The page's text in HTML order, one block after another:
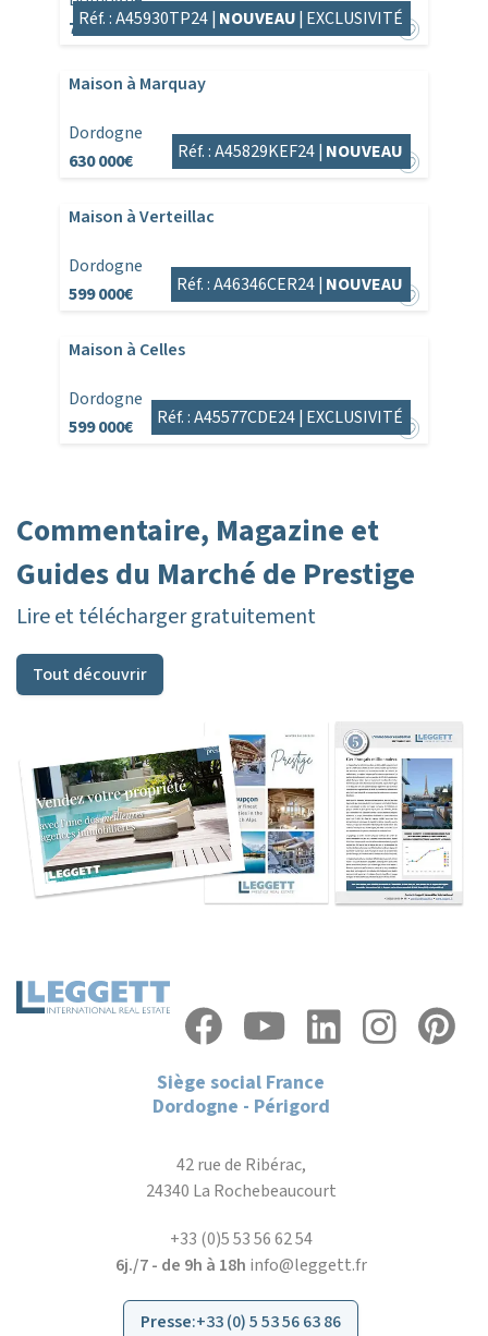
798 000€
Réf. : A45930TP24 | NOUVEAU| EXCLUSIVITÉ
Maison à Marquay
Dordogne
630 000€
Réf. : A45829KEF24 | NOUVEAU
Maison à Verteillac
Dordogne
599 000€
Réf. : A46346CER24 | NOUVEAU
Maison à Celles
Dordogne
599 000€
Réf. : A45577CDE24 | EXCLUSIVITÉ
Commentaire, Magazine et
Guides du Marché de Prestige
Lire et télécharger gratuitement
Tout découvrir
Siège social France
Dordogne - Périgord
42 rue de Ribérac,
24340 La Rochebeaucourt
+33 (0)5 53 56 62 54
6j./7 - de 9h à 18h info@leggett.fr
Presse:+33 (0) 5 53 56 63 86